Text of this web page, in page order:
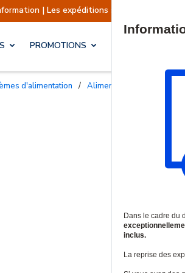
| Les expéditions sont actuellement
PROMOTIONS
d'alimentation / Alimentations